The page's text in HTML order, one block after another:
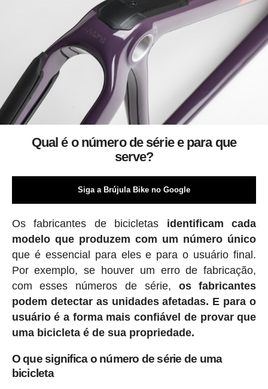
Qual é o número de série e para que
serve?
Siga a Brújula Bike no Google
Os fabricantes de bicicletas identificam cada
modelo que produzem com um número único
que é essencial para eles e para o usuário final.
Por exemplo, se houver um erro de fabricação,
com esses números de série, os fabricantes
podem detectar as unidades afetadas. E para o
usuário é a forma mais confiável de provar que
uma bicicleta é de sua propriedade.
O que significa o número de série de uma
bicicleta